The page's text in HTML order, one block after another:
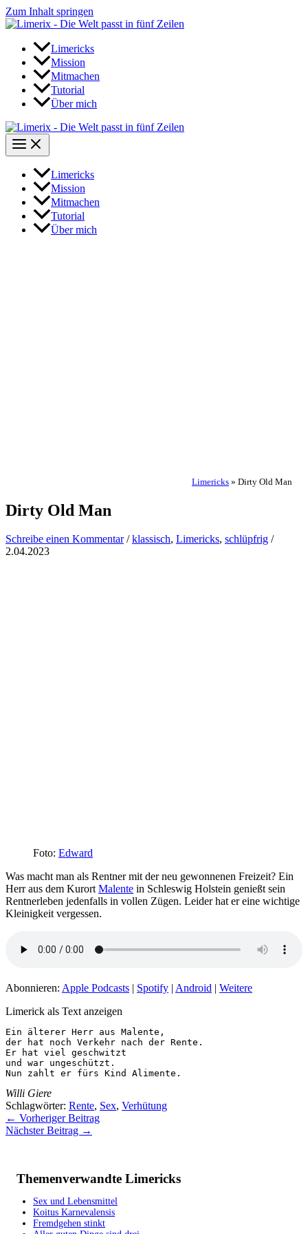
Zum Inhalt springen
Limericks
Mission
Mitmachen
Tutorial
Über mich
Limericks
Mission
Mitmachen
Tutorial
Über mich
Limericks » Dirty Old Man
Dirty Old Man
Schreibe einen Kommentar /klassisch, Limericks, schlüpfrig /
2.04.2023
Foto: Edward
Was macht man als Rentner mit der neu gewonnenen Freizeit? Ein
Herr aus dem KurortMalente in Schleswig Holstein genießt sein
Rentnerleben jedenfalls in vollen Zügen. Leider hat er eine wichtige
Kleinigkeit vergessen.
Abonnieren: Apple Podcasts | Spotify | Android | Weitere
Limerick als Text anzeigen
Ein älterer Herr aus Malente,
der hat noch Verkehr nach der Rente.
Er hat viel geschwitzt
und war ungeschützt.
Nun zahlt er fürs Kind Alimente.
Willi Giere
Schlagwörter: Rente, Sex, Verhütung
← Vorheriger Beitrag
Nächster Beitrag →
Themenverwandte Limericks
Sex und Lebensmittel
Koitus Karnevalensis
Fremdgehen stinkt